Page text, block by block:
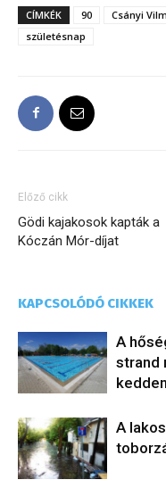
CÍMKÉK 90 Csányi
születésnap
Előző cikk
Gödi kajakosok kapták a
Kóczán Mór-díjat
KAPCSOLÓDÓ CIKKEK
A
strand
A